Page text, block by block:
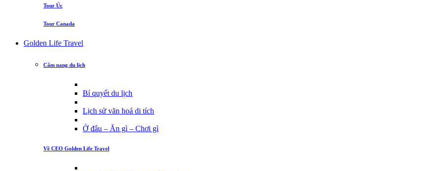
Tour Úc
Tour Canada
Golden Life Travel
Cẩm nang du lịch
Bí quyết du lịch
Lịch sử văn hoá di tích
Ở đâu – Ăn gì – Chơi gì
Về CEO Golden Life Travel